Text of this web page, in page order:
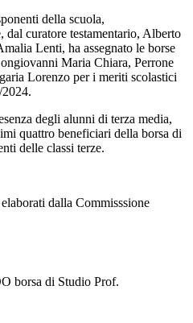
della scuola,
dal curatore testamentario, Alberto
Lenti, ha assegnato le borse
Maria Chiara, Perrone
Lorenzo per i meriti scolastici
degli alunni di terza media,
quattro beneficiari della borsa di
delle classi terze.
dalla Commisssione
borsa di Studio Prof.